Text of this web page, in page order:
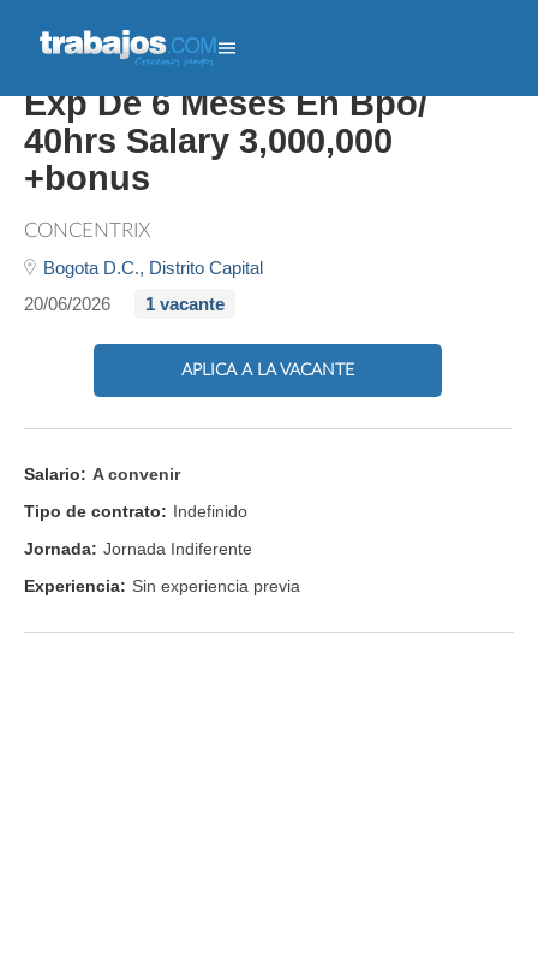
Agente Bilingue C1 Con
Exp De 6 Meses En Bpo/
40hrs Salary 3,000,000
+bonus
CONCENTRIX
Bogota D.C., Distrito Capital
20/06/2026
1 vacante
APLICA A LA VACANTE
Salario: A convenir
Tipo de contrato: Indefinido
Jornada: Jornada Indiferente
Experiencia: Sin experiencia previa